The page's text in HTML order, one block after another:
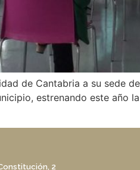
de Cantabria a su sede
estrenando este año
2